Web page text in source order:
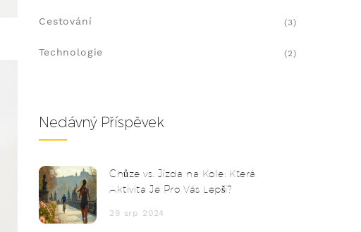
Cestování (3)
Technologie (2)
Nedávný Příspěvek
Chůze vs. Jízda na Kole: Která
Aktivita Je Pro Vás Lepší?
29 srp 2024